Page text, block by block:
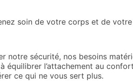
soin de votre corps et de
notre sécurité, nos besoins
équilibrer l’attachement au
ce qui ne vous sert plus.